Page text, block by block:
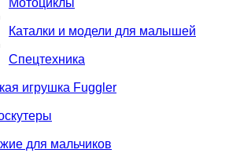
Мотоциклы
Каталки и модели для малышей
Спецтехника
игрушка Fuggler
для мальчиков